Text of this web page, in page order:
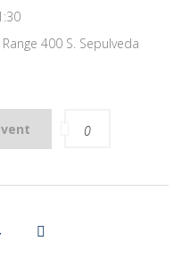
400 S. Sepulveda
0